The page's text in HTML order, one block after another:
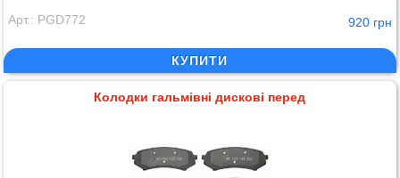
Арт.: PGD772 920 грн
КУПИТИ
Колодки гальмівні дискові перед